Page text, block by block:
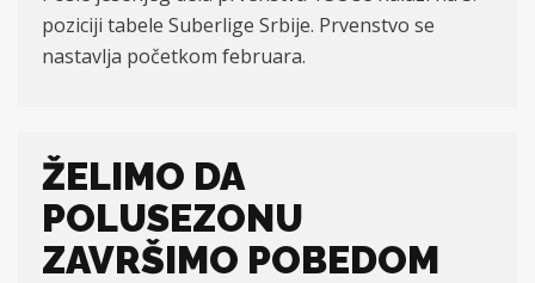
poziciji tabele Suberlige Srbije. Prvenstvo se
nastavlja početkom februara.
ŽELIMO DA
POLUSEZONU
ZAVRŠIMO POBEDOM